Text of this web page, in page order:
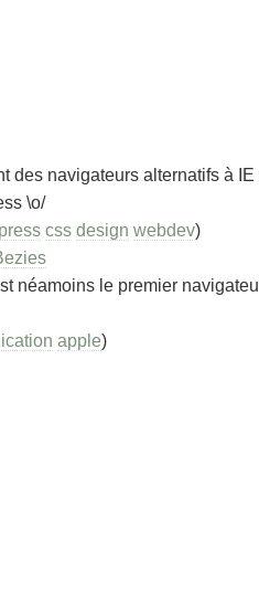
des navigateurs alternatifs à
\o/
css design webdev)
néamoins le premier
apple)